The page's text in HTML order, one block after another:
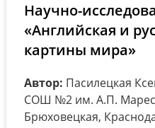
Научно-
«Английская и
картины мира»
Автор: Пасилецкая
СОШ №2 им. А.П.
Брюховецкая,